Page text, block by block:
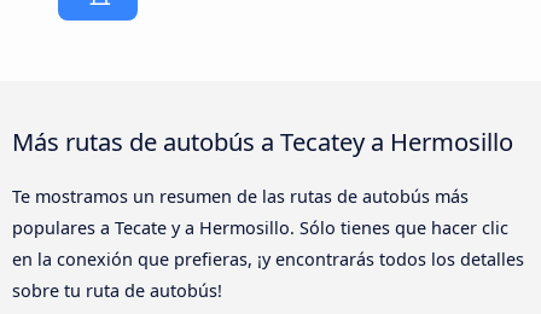
Más rutas de autobús a Tecatey a Hermosillo
Te mostramos un resumen de las rutas de autobús más
populares a Tecate y a Hermosillo. Sólo tienes que hacer clic
en la conexión que prefieras, ¡y encontrarás todos los detalles
sobre tu ruta de autobús!